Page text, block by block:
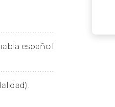
, desde
español